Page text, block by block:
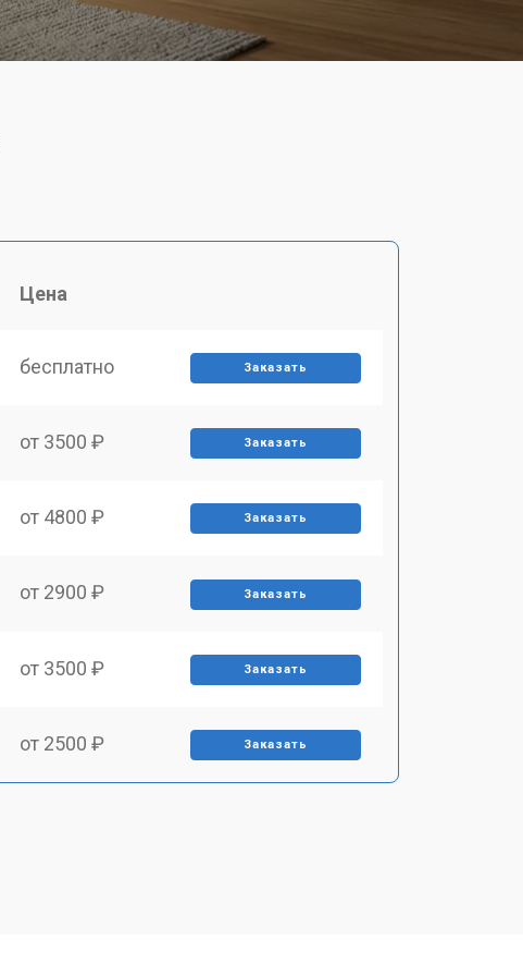
Цена
бесплатно Заказать
от 3500 ₽ Заказать
от 4800 ₽ Заказать
от 2900 ₽ Заказать
от 3500 ₽ Заказать
от 2500 ₽ Заказать